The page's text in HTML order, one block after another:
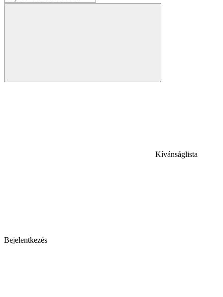
Kívánságlista
Bejelentkezés